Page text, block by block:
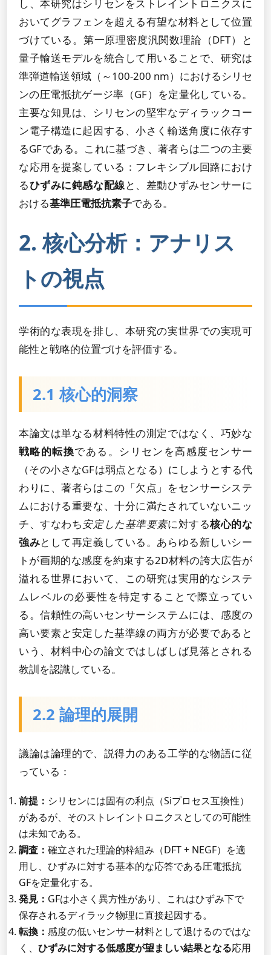
し、本研究はシリセンをストレイントロニクスに
おいてグラフェンを超える有望な材料として位置
づけている。第一原理密度汎関数理論（DFT）と
量子輸送モデルを統合して用いることで、研究は
準弾道輸送領域（～100-200 nm）におけるシリセ
ンの圧電抵抗ゲージ率（GF）を定量化している。
主要な知見は、シリセンの堅牢なディラックコー
ン電子構造に起因する、小さく輸送角度に依存す
るGFである。これに基づき、著者らは二つの主要
な応用を提案している：フレキシブル回路におけ
るひずみに鈍感な配線と、差動ひずみセンサーに
おける基準圧電抵抗素子である。
2. 核心分析：アナリス
トの視点
学術的な表現を排し、本研究の実世界での実現可
能性と戦略的位置づけを評価する。
2.1 核心的洞察
本論文は単なる材料特性の測定ではなく、巧妙な
戦略的転換である。シリセンを高感度センサー
（その小さなGFは弱点となる）にしようとする代
わりに、著者らはこの「欠点」をセンサーシステ
ムにおける重要な、十分に満たされていないニッ
チ、すなわち安定した基準要素に対する核心的な
強みとして再定義している。あらゆる新しいシー
トが画期的な感度を約束する2D材料の誇大広告が
溢れる世界において、この研究は実用的なシステ
ムレベルの必要性を特定することで際立ってい
る。信頼性の高いセンサーシステムには、感度の
高い要素と安定した基準線の両方が必要であると
いう、材料中心の論文ではしばしば見落とされる
教訓を認識している。
2.2 論理的展開
議論は論理的で、説得力のある工学的な物語に従
っている：
前提： シリセンには固有の利点（Siプロセス互換性）
があるが、そのストレイントロニクスとしての可能性
は未知である。
調査： 確立された理論的枠組み（DFT + NEGF）を適
用し、ひずみに対する基本的な応答である圧電抵抗
GFを定量化する。
発見： GFは小さく異方性があり、これはひずみ下で
保存されるディラック物理に直接起因する。
転換： 感度の低いセンサー材料として退けるのではな
く、 ひずみに対する低感度が望ましい結果となる応用